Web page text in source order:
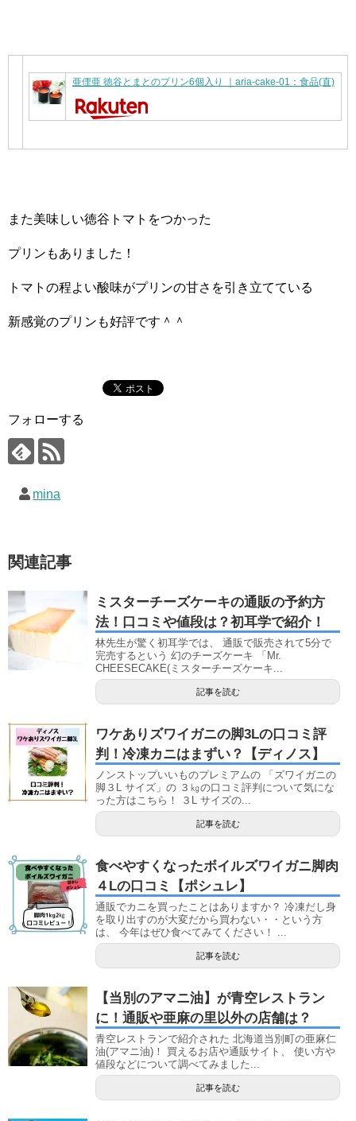
亜俚亜 徳谷とまとのプリン6個入り ｜aria-cake-01：食品(直)
また美味しい徳谷トマトをつかった
プリンもありました！
トマトの程よい酸味がプリンの甘さを引き立てている
新感覚のプリンも好評です＾＾
フォローする
mina
関連記事
ミスターチーズケーキの通販の予約方
法！口コミや値段は？初耳学で紹介！
林先生が驚く初耳学では、 通販で販売されて5分で
完売するという 幻のチーズケーキ 「Mr.
CHEESECAKE(ミスターチーズケーキ...
記事を読む
ワケありズワイガニの脚3Lの口コミ評
判！冷凍カニはまずい？【ディノス】
ノンストップいいものプレミアムの 「ズワイガニの
脚３L サイズ」の ３㎏の口コミ評判について気にな
った方はこちら！ ３L サイズの...
記事を読む
食べやすくなったボイルズワイガニ脚肉
４Lの口コミ【ポシュレ】
通販でカニを買ったことはありますか？ 冷凍だし身
を取り出すのが大変だから買わない・・という方
は、 今年はぜひ食べてみてください！ ...
記事を読む
【当別のアマニ油】が青空レストラン
に！通販や亜麻の里以外の店舗は？
青空レストランで紹介された 北海道当別町の亜麻仁
油(アマニ油)！ 買えるお店や通販サイト、 使い方や
値段などについて調べてみました...
記事を読む